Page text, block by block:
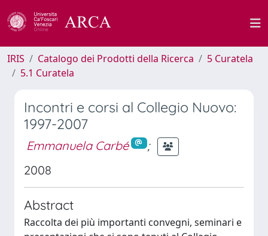
IRIS Catalogo dei Prodotti della Ricerca
5 Curatela
5.1 Curatela
Incontri e corsi al Collegio Nuovo:
1997-2007
Emmanuela Carbé
;
2008
Abstract
Raccolta dei più importanti convegni, seminari e